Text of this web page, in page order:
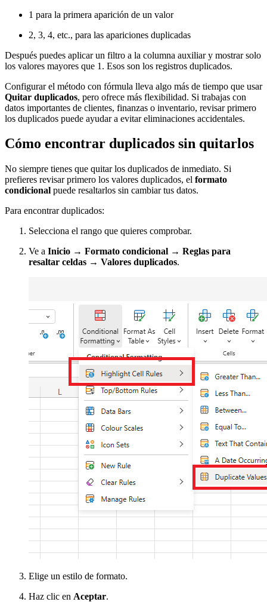
1 para la primera aparición de un valor
2, 3, 4, etc., para las apariciones duplicadas
Después puedes aplicar un filtro a la columna auxiliar y mostrar solo
los valores mayores que 1. Esos son los registros duplicados.
Configurar el método con fórmula lleva algo más de tiempo que usar
Quitar duplicados, pero ofrece más flexibilidad. Si trabajas con
datos importantes de clientes, finanzas o inventario, revisar primero
los duplicados puede ayudar a evitar eliminaciones accidentales.
Cómo encontrar duplicados sin quitarlos
No siempre tienes que quitar los duplicados de inmediato. Si
prefieres revisar primero los valores duplicados, el formato
condicional puede resaltarlos sin cambiar tus datos.
Para encontrar duplicados:
Selecciona el rango que quieres comprobar.
Ve a Inicio → Formato condicional → Reglas para
resaltar celdas → Valores duplicados.
Elige un estilo de formato.
Haz clic en Aceptar.